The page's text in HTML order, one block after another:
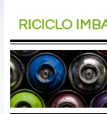
RICICLO